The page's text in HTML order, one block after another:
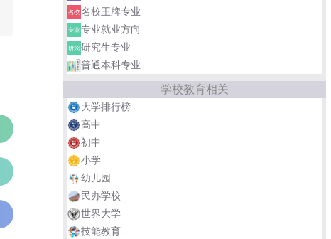
01 清华大学美术学院
浙江大学
03 中央美术学院设计学院
名校王牌专业
专业就业方向
研究生专业
普通本科专业
学校教育相关
大学排行榜
高中
初中
小学
幼儿园
民办学校
世界大学
技能教育